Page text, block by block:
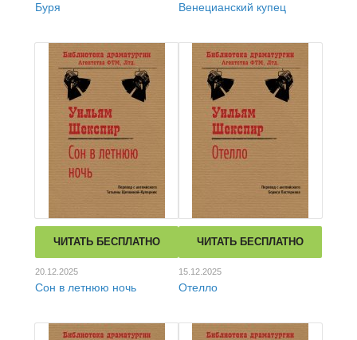
Буря Венецианский купец
ЧИТАТЬ БЕСПЛАТНО
20.12.2025
Сон в летнюю ночь
ЧИТАТЬ БЕСПЛАТНО
15.12.2025
Отелло